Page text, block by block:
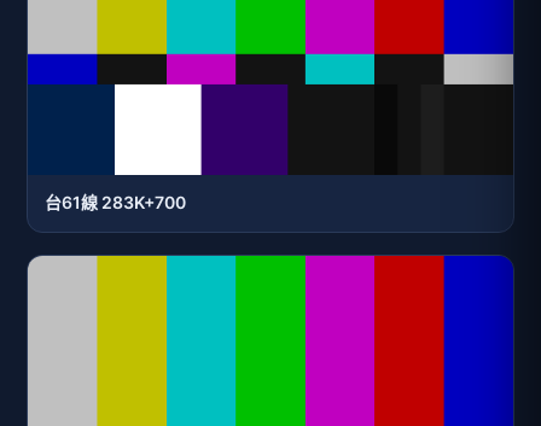
台61線 283K+700